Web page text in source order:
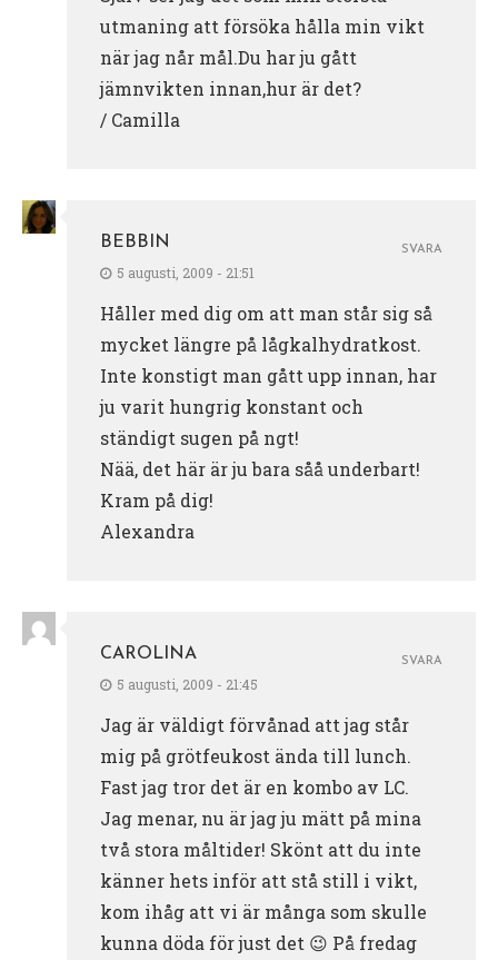
utmaning att försöka hålla min vikt
när jag når mål.Du har ju gått
jämnvikten innan,hur är det?
/ Camilla
BEBBIN
5 augusti, 2009 - 21:51
Håller med dig om att man står sig så
mycket längre på lågkalhydratkost.
Inte konstigt man gått upp innan, har
ju varit hungrig konstant och
ständigt sugen på ngt!
Nää, det här är ju bara såå underbart!
Kram på dig!
Alexandra
SVARA
CAROLINA
5 augusti, 2009 - 21:45
Jag är väldigt förvånad att jag står
mig på grötfeukost ända till lunch.
Fast jag tror det är en kombo av LC.
Jag menar, nu är jag ju mätt på mina
två stora måltider! Skönt att du inte
känner hets inför att stå still i vikt,
kom ihåg att vi är många som skulle
kunna döda för just det 😉 På fredag
SVARA